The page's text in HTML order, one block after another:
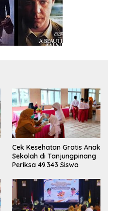
Cek Kesehatan Gratis Anak
Sekolah di Tanjungpinang
Periksa 49.343 Siswa